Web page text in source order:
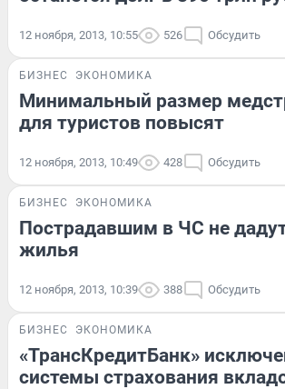
12 ноября, 2013, 10:55 526 Обсудить
БИЗНЕС ЭКОНОМИКА
Минимальный размер
для туристов повысят
12 ноября, 2013, 10:49 428 Обсудить
БИЗНЕС ЭКОНОМИКА
Пострадавшим в ЧС не
жилья
12 ноября, 2013, 10:39 388 Обсудить
БИЗНЕС ЭКОНОМИКА
«ТрансКредитБанк»
системы страхования